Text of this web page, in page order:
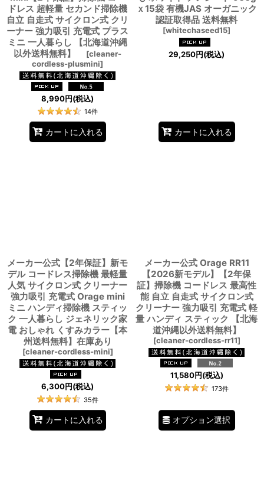
ドレス 超軽量 セカンド掃除機
自立 自走式 サイクロン式 クリ
ーナー 強力吸引 充電式 プラス
ミニ 一人暮らし 【北海道沖縄
以外送料無料】
[cleaner-
cordless-plusmini]
8,990円(税込)
14件
カートに入れる
ｘ15袋 有機JAS オーガニック
認証取得品 送料無料
[whitechaseed15]
29,250円(税込)
カートに入れる
メーカー公式【2年保証】新モ
デル コードレス掃除機 最軽量
人気 サイクロン式 クリーナー
強力吸引 充電式 Orage mini
ミニ ハンディ掃除機 スティッ
ク 一人暮らし ジェネリック家
電 おしゃれ くすみカラー【本
州送料無料】在庫あり
[cleaner-cordless-mini]
6,300円(税込)
35件
カートに入れる
メーカー公式 Orage RR11
【2026新モデル】【2年保
証】掃除機 コードレス 最高性
能 自立 自走式 サイクロン式
クリーナー 強力吸引 充電式 軽
量 ハンディ スティック 【北海
道沖縄以外送料無料】
[cleaner-cordless-rr11]
11,580円(税込)
173件
オプション選択